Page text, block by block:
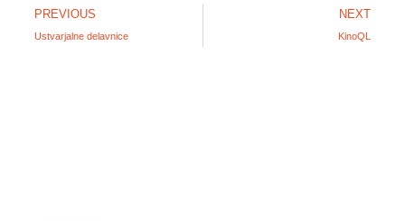
PREVIOUS
Ustvarjalne delavnice
NEXT
KinoQL